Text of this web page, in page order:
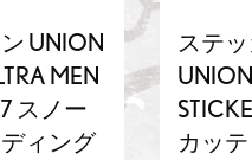
UNION
MEN
スノー
ィング
ステ
カッ